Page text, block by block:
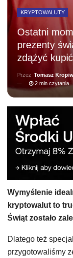
KRYPTOWALUTY
Ostatni
prezenty
zdążyć
Przez Tomasz
2 min czytania
Wymyślenie
kryptowalut to
Świąt zostało
Dlatego też
przygotowaliśmy